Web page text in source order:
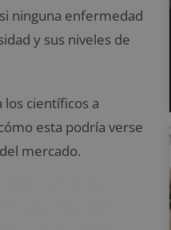
ninguna enfermedad
y sus niveles de
los científicos a
esta podría verse
mercado.